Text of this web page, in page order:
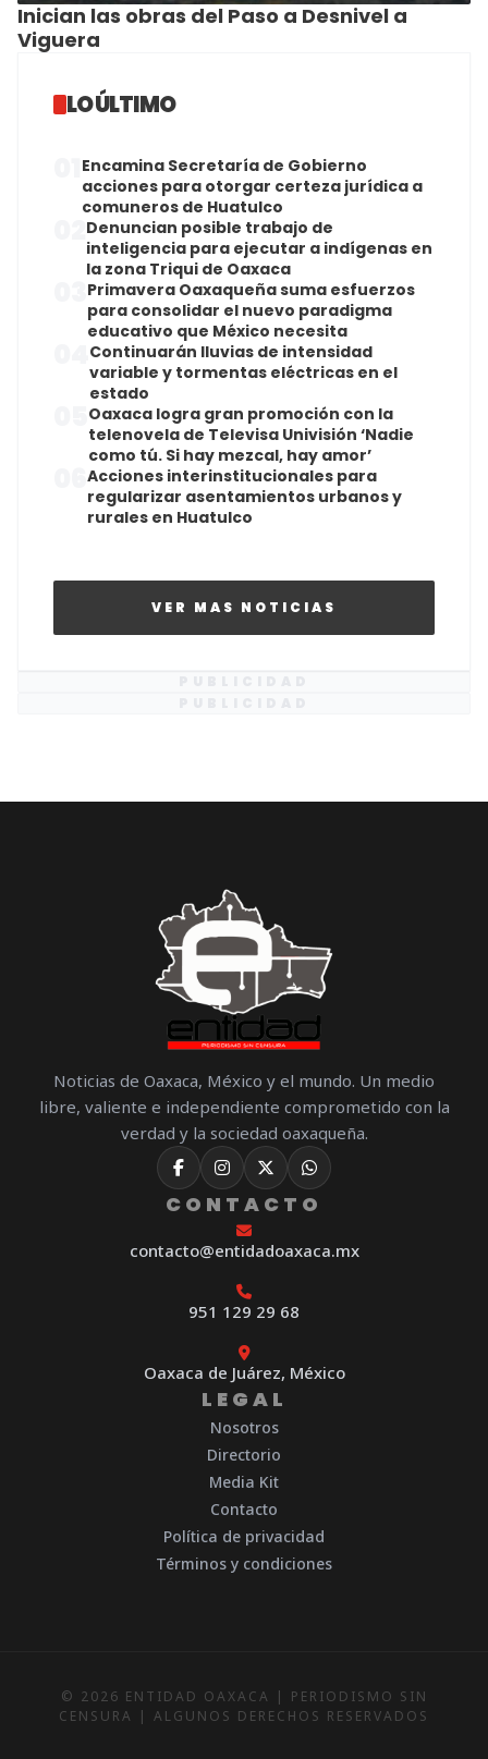
Inician las obras del Paso a Desnivel a
Viguera
LO ÚLTIMO
Encamina Secretaría de Gobierno
acciones para otorgar certeza jurídica a
comuneros de Huatulco
Denuncian posible trabajo de
inteligencia para ejecutar a indígenas en
la zona Triqui de Oaxaca
Primavera Oaxaqueña suma esfuerzos
para consolidar el nuevo paradigma
educativo que México necesita
Continuarán lluvias de intensidad
variable y tormentas eléctricas en el
estado
Oaxaca logra gran promoción con la
telenovela de Televisa Univisión ‘Nadie
como tú. Si hay mezcal, hay amor’
Acciones interinstitucionales para
regularizar asentamientos urbanos y
rurales en Huatulco
VER MAS NOTICIAS
Noticias de Oaxaca, México y el mundo. Un medio
libre, valiente e independiente comprometido con la
verdad y la sociedad oaxaqueña.
CONTACTO
contacto@entidadoaxaca.mx
951 129 29 68
Oaxaca de Juárez, México
LEGAL
Nosotros
Directorio
Media Kit
Contacto
Política de privacidad
Términos y condiciones
© 2026 ENTIDAD OAXACA | PERIODISMO SIN
CENSURA | ALGUNOS DERECHOS RESERVADOS